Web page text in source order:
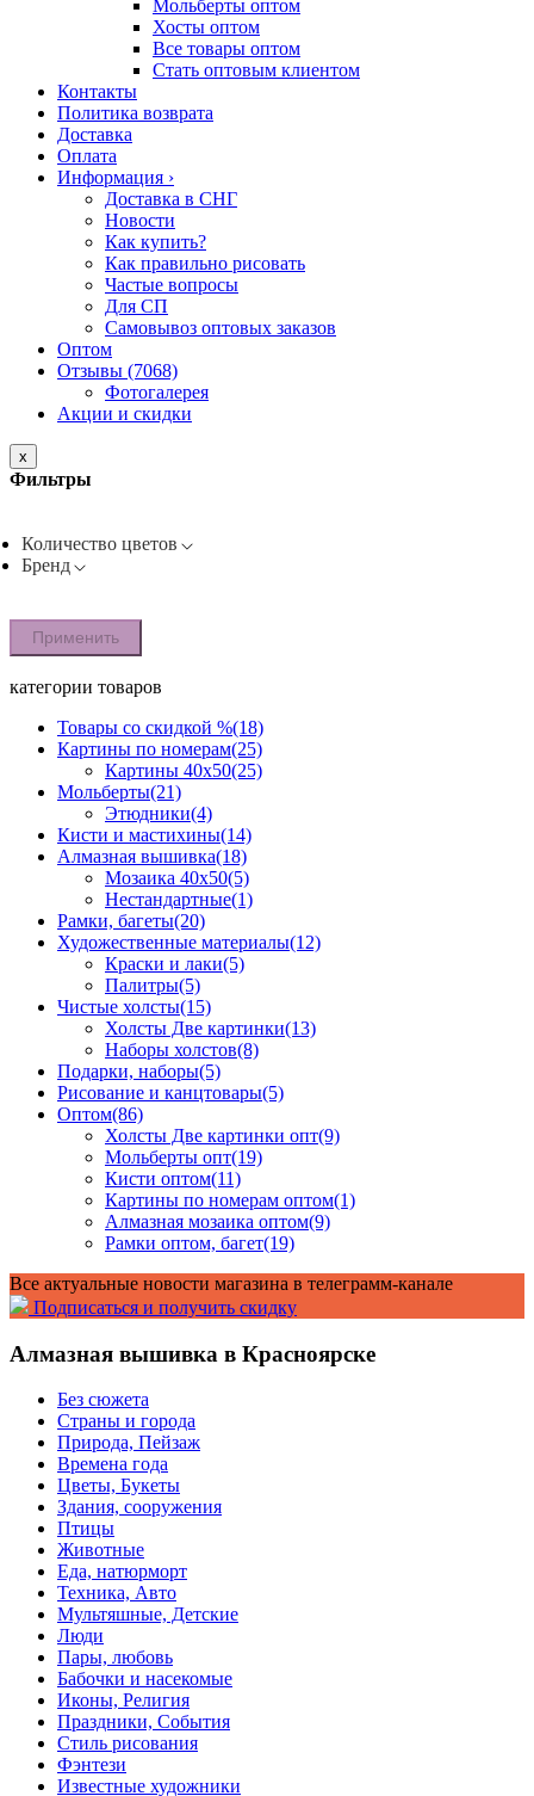
Мольберты оптом
Хосты оптом
Все товары оптом
Стать оптовым клиентом
Контакты
Политика возврата
Доставка
Оплата
Информация ›
Доставка в СНГ
Новости
Как купить?
Как правильно рисовать
Частые вопросы
Для СП
Самовывоз оптовых заказов
Оптом
Отзывы (7068)
Фотогалерея
Акции и скидки
x
Фильтры
Количество цветов
Бренд
Применить
категории товаров
Товары со скидкой %(18)
Картины по номерам(25)
Картины 40x50(25)
Мольберты(21)
Этюдники(4)
Кисти и мастихины(14)
Алмазная вышивка(18)
Мозаика 40x50(5)
Нестандартные(1)
Рамки, багеты(20)
Художественные материалы(12)
Краски и лаки(5)
Палитры(5)
Чистые холсты(15)
Холсты Две картинки(13)
Наборы холстов(8)
Подарки, наборы(5)
Рисование и канцтовары(5)
Оптом(86)
Холсты Две картинки опт(9)
Мольберты опт(19)
Кисти оптом(11)
Картины по номерам оптом(1)
Алмазная мозаика оптом(9)
Рамки оптом, багет(19)
Все актуальные новости магазина в телеграмм-канале
Подписаться и получить скидку
Алмазная вышивка в Красноярске
Без сюжета
Страны и города
Природа, Пейзаж
Времена года
Цветы, Букеты
Здания, сооружения
Птицы
Животные
Еда, натюрморт
Техника, Авто
Мультяшные, Детские
Люди
Пары, любовь
Бабочки и насекомые
Иконы, Религия
Праздники, События
Стиль рисования
Фэнтези
Известные художники